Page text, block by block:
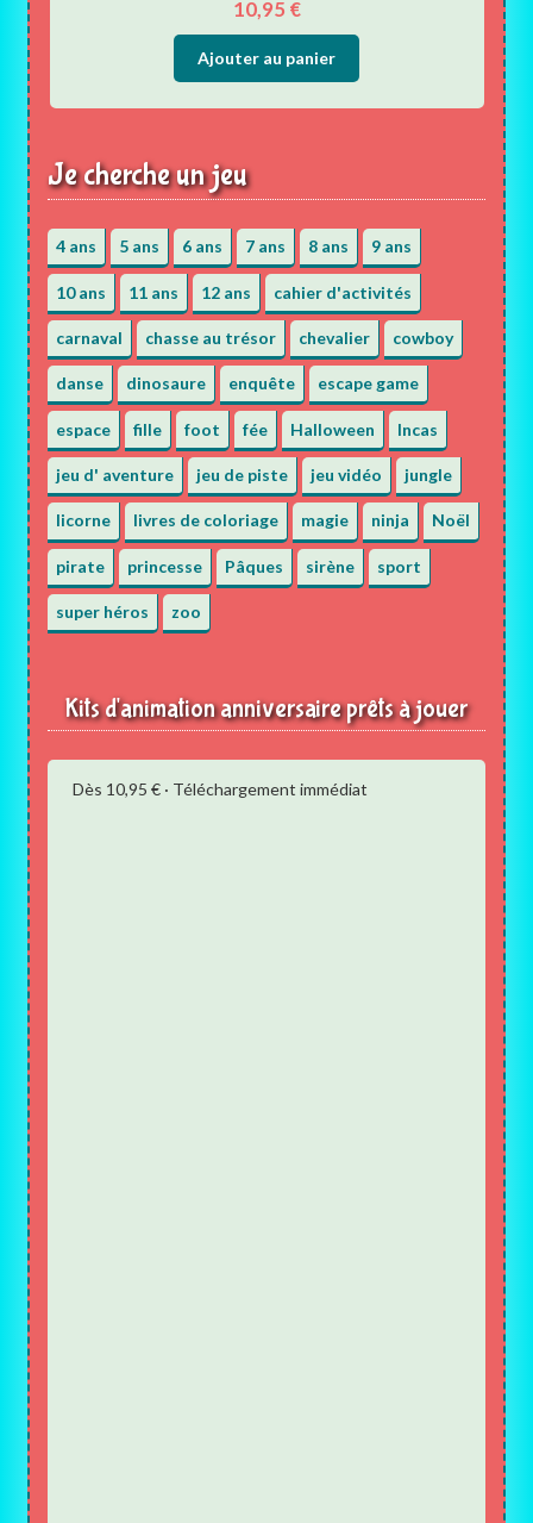
10,95 €
Ajouter au panier
Je cherche un jeu
4 ans 5 ans 6 ans 7 ans 8 ans 9 ans
10 ans 11 ans 12 ans cahier d'activités
carnaval chasse au trésor chevalier cowboy
danse dinosaure enquête escape game
espace fille foot fée Halloween Incas
jeu d' aventure jeu de piste jeu vidéo jungle
licorne livres de coloriage magie ninja Noël
pirate princesse Pâques sirène sport
super héros zoo
Kits d'animation anniversaire prêts à jouer
Dès 10,95 € · Téléchargement immédiat